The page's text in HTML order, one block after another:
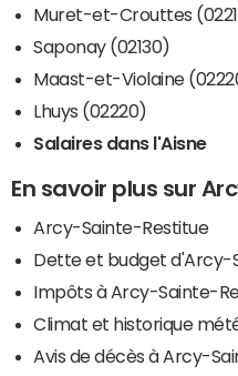
Muret-et-Crouttes
Saponay (02130)
Maast-et-Violaine
Lhuys (02220)
Salaires dans l'Aisne
En savoir plus sur
Arcy-Sainte-Restitue
Dette et budget d'Arcy-
Impôts à Arcy-Sainte-
Climat et historique
Avis de décès à Arcy-